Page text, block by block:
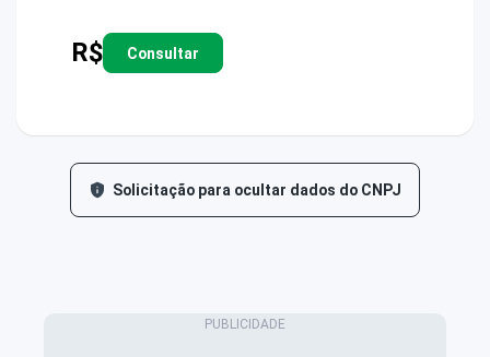
R$ Consultar
Solicitação para ocultar dados do CNPJ